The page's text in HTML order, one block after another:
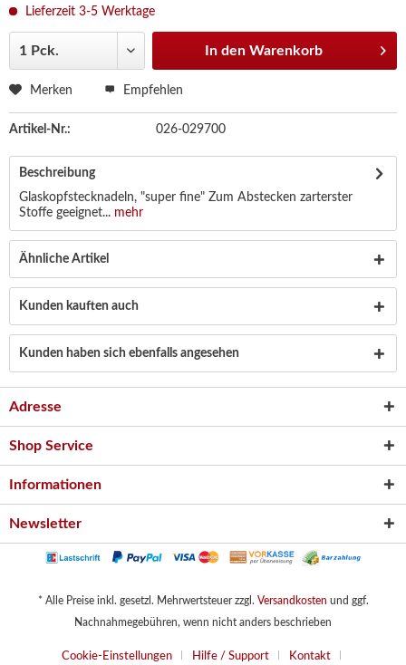
Lieferzeit 3-5 Werktage
In den Warenkorb
Merken Empfehlen
Artikel-Nr.: 026-029700
Beschreibung
Glaskopfstecknadeln, "super fine" Zum Abstecken zarterster
Stoffe geeignet... mehr
Ähnliche Artikel
Kunden kauften auch
Kunden haben sich ebenfalls angesehen
Adresse
Shop Service
Informationen
Newsletter
* Alle Preise inkl. gesetzl. Mehrwertsteuer zzgl. Versandkosten und ggf.
Nachnahmegebühren, wenn nicht anders beschrieben
Cookie-Einstellungen Hilfe / Support Kontakt